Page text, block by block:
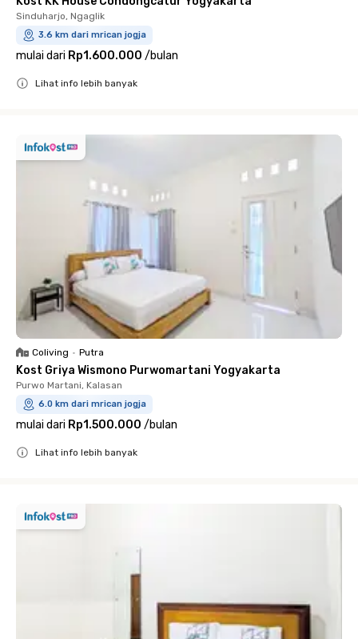
Sinduharjo, Ngaglik
3.6 km dari mrican jogja
mulai dari Rp1.600.000 /bulan
Lihat info lebih banyak
Coliving • Putra
Kost Griya Wismono Purwomartani Yogyakarta
Purwo Martani, Kalasan
6.0 km dari mrican jogja
mulai dari Rp1.500.000 /bulan
Lihat info lebih banyak